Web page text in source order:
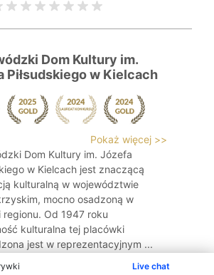
Live chat
Dom Kultury im.
Piłsudskiego w Kielcach
Pokaż więcej >>
Dom Kultury im. Józefa
w Kielcach jest znaczącą
kulturalną w województwie
mocno osadzoną w
Od 1947 roku
kulturalna tej placówki
jest w reprezentacyjnym ...